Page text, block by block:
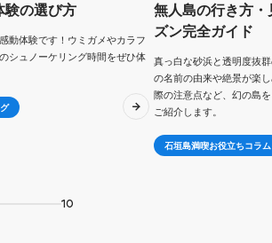
験の選び方
動体験です！ウミガメやカラフ
シュノーケリング時間をぜひ体
無人島の行き方
ズン完全ガイド
真っ白な砂浜と透明度抜
の名前の由来や絶景が楽
際の注意点など、幻の島
ご紹介します。
石垣島満喫お役立ちコラム
10